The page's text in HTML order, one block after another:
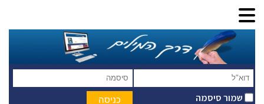
שמור סיסמה